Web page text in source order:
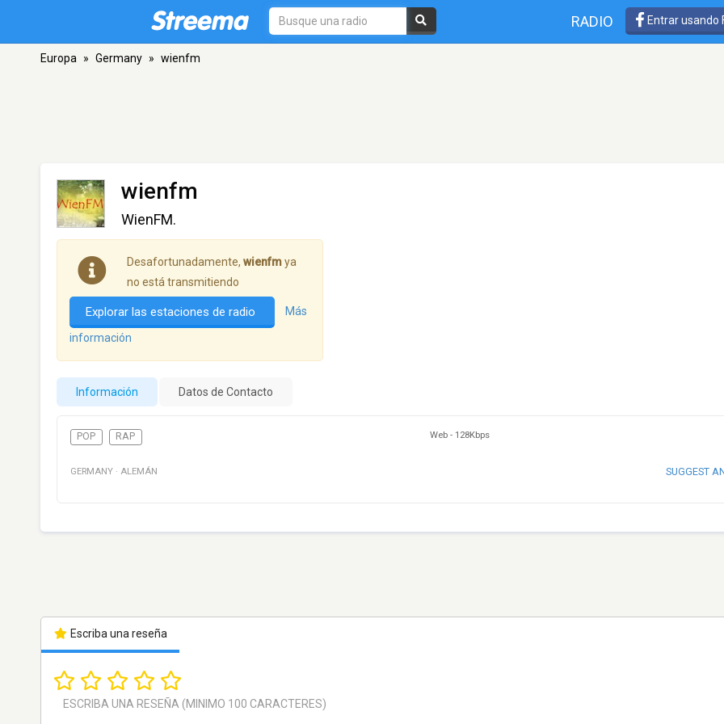
RADIO Entrar usando
Europa » Germany » wienfm
wienfm
WienFM.
Desafortunadamente, wienfmya
no está transmitiendo
Explorar las estaciones de radio Más
información
Información Datos de Contacto
POP RAP Web - 128Kbps
GERMANY · ALEMÁN SUGGEST
Escriba una reseña